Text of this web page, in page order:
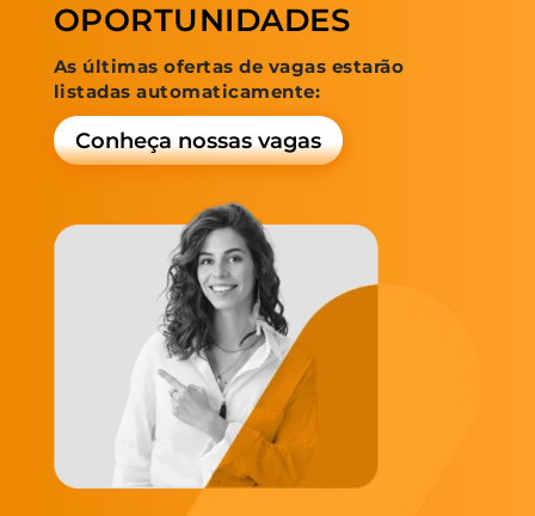
OPORTUNIDADES
As últimas ofertas de vagas estarão
listadas automaticamente:
Conheça nossas vagas